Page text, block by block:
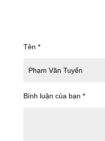
Tên*
Bình luận của bạn*